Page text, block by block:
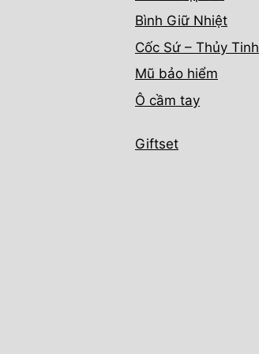
Bình Giữ Nhiệt
Cốc Sứ – Thủy Tinh
Mũ bảo hiểm
Ô cầm tay
Giftset